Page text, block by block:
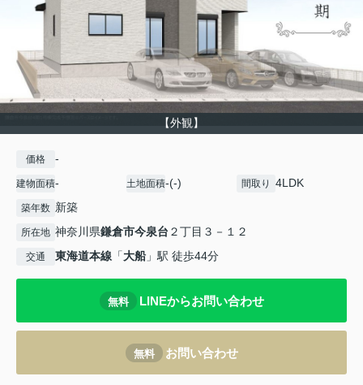
【外観】
価格 -
建物面積- 土地面積-(-) 間取り 4LDK
築年数 新築
所在地 神奈川県鎌倉市今泉台 ２丁目３－１２
交通 東海道本線 「大船」駅 徒歩44分
無料 LINEからお問い合わせ
無料 お問い合わせ